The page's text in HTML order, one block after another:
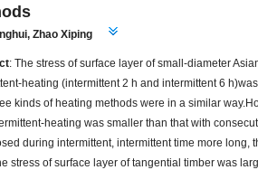
,Zhao Xiping
: The stress of surface layer of small-diameter
heating (intermittent 2 h and intermittent 6
kinds of heating methods were in a similar
heating was smaller than that with
during intermittent, intermittent time more long,
stress of surface layer of tangential timber was